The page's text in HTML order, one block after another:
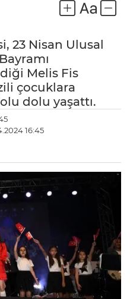
23 Nisan Ulusal
Melis Fis
çocuklara
dolu yaşattı.
16:45